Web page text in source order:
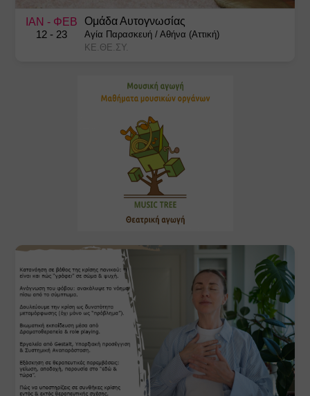
ΙΑΝ - ΦΕΒ
12 - 23
Ομάδα Αυτογνωσίας
Αγία Παρασκευή /Αθήνα (Αττική)
ΚΕ.ΘΕ.ΣΥ.